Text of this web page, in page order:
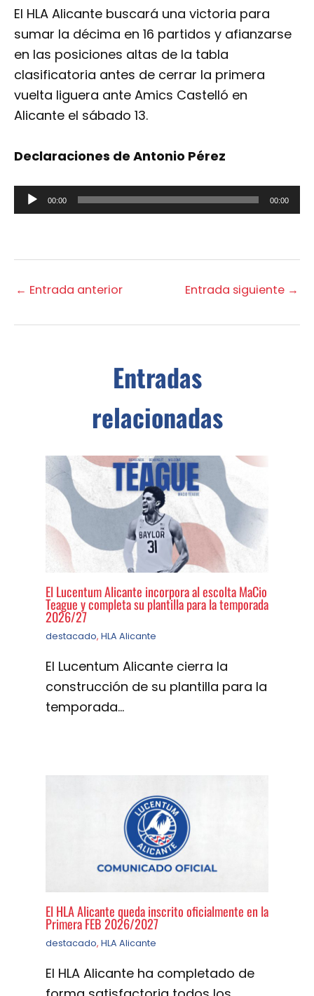
El HLA Alicante buscará una victoria para
sumar la décima en 16 partidos y afianzarse
en las posiciones altas de la tabla
clasificatoria antes de cerrar la primera
vuelta liguera ante Amics Castelló en
Alicante el sábado 13.
Declaraciones de Antonio Pérez
Reproductor
de
00:00 00:00
← Entrada anterior Entrada siguiente →
Entradas
relacionadas
El Lucentum Alicante incorpora al escolta MaCio
Teague y completa su plantilla para la temporada
2026/27
destacado, HLA Alicante
El Lucentum Alicante cierra la
construcción de su plantilla para la
temporada…
El HLA Alicante queda inscrito oficialmente en la
Primera FEB 2026/2027
destacado, HLA Alicante
El HLA Alicante ha completado de